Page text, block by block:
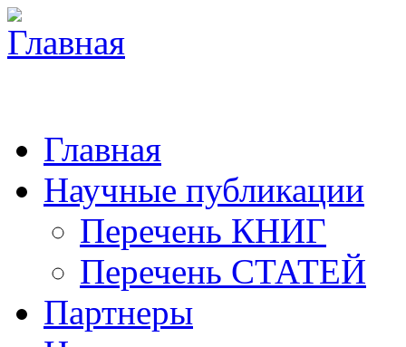
Главная
Научные публикации
Перечень КНИГ
Перечень СТАТЕЙ
Партнеры